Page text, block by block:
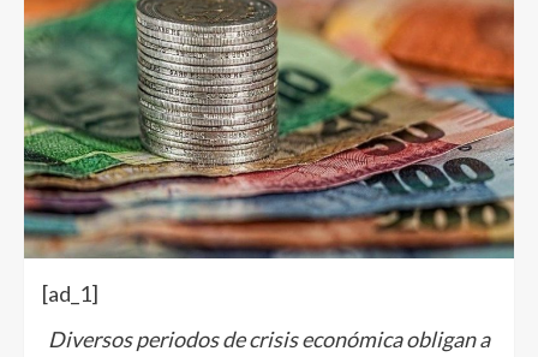
[ad_1]
Diversos periodos de crisis económica obligan a